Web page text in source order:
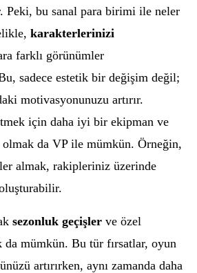
Peki, bu sanal para birimi ile neler
karakterlerinizi
farklı görünümler
sadece estetik bir değişim değil;
motivasyonunuzu artırır.
için daha iyi bir ekipman ve
olmak da VP ile mümkün. Örneğin,
almak, rakipleriniz üzerinde
sezonluk geçişler ve özel
mümkün. Bu tür fırsatlar, oyun
artırırken, aynı zamanda daha